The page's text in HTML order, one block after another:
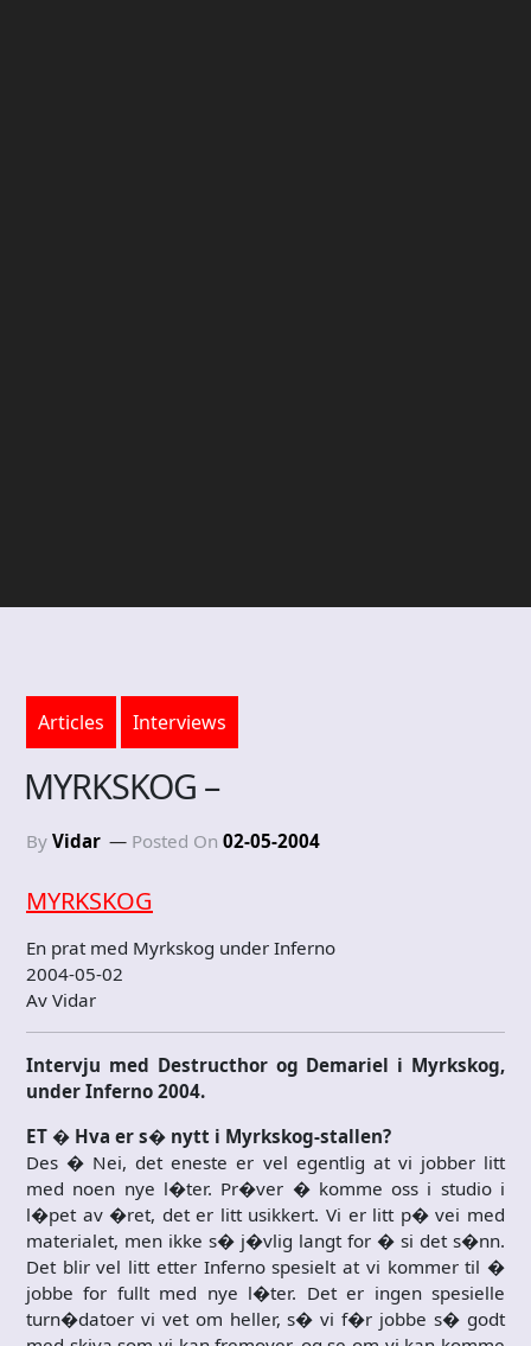
Articles Interviews
MYRKSKOG –
By Vidar Posted On 02-05-2004
MYRKSKOG
En prat med Myrkskog under Inferno
2004-05-02
Av Vidar
Intervju med Destructhor og Demariel i Myrkskog,
under Inferno 2004.
ET � Hva er s� nytt i Myrkskog-stallen?
Des � Nei, det eneste er vel egentlig at vi jobber litt
med noen nye l�ter. Pr�ver � komme oss i studio i
l�pet av �ret, det er litt usikkert. Vi er litt p� vei med
materialet, men ikke s� j�vlig langt for � si det s�nn.
Det blir vel litt etter Inferno spesielt at vi kommer til �
jobbe for fullt med nye l�ter. Det er ingen spesielle
turn�datoer vi vet om heller, s� vi f�r jobbe s� godt